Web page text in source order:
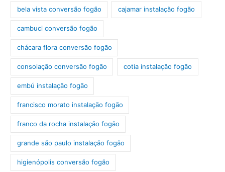
bela vista conversão fogão cajamar instalação fogão
cambuci conversão fogão
chácara flora conversão fogão
consolação conversão fogão cotia instalação fogão
embú instalação fogão
francisco morato instalação fogão
franco da rocha instalação fogão
grande são paulo instalação fogão
higienópolis conversão fogão